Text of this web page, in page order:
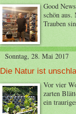
Good
schön aus.
Trauben
Sonntag, 28. Mai 2017
Die Natur ist
Vor vier
zarten
ein